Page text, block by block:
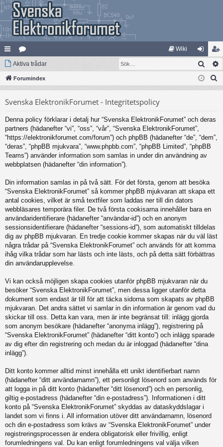
na
bb
ar
at
eg
Wiki
og
ga
li
m
m
Aktiva trådar Sök
Forumindex
Svenska ElektronikForumet - Integritetspolicy
Denna policy förklarar i detalj hur “Svenska ElektronikForumet” och deras
partners (hädanefter “vi”, “oss”, “vår”, “Svenska ElektronikForumet”,
“https://elektronikforumet.com/forum”) och phpBB (hädanefter “de”, “dem”,
“deras”, “phpBB mjukvara”, “www.phpbb.com”, “phpBB Limited”, “phpBB
Teams”) använder information som samlas in under din användning av
webbplatsen (hädanefter “din information”).
Din information samlas in på två sätt. För det första, genom att besöka
“Svenska ElektronikForumet” så kommer phpBB mjukvaran att skapa ett
antal cookies, vilket är små textfiler som laddas ner till din dators
webbläsares temporära filer. De två första cookisarna innehåller bara en
användaridentifierare (hädanefter “användar-id”) och en anonym
sessionsidentifierare (hädanefter “sessions-id”), som automatiskt tilldelas
dig av phpBB mjukvaran. En tredje cookie kommer skapas när du väl läst
några trådar på “Svenska ElektronikForumet” och används för att komma
ihåg vilka trådar som har lästs och inte lästs, och på detta sätt förbättras
din användarupplevelse.
Vi kan också möjligen skapa cookies utanför phpBB mjukvaran när du
besöker “Svenska ElektronikForumet”, men dessa ligger utanför detta
dokument som endast är till för att täcka sidorna som skapats av phpBB
mjukvaran. Det andra sättet vi samlar in din information är genom vad du
skickar till oss. Detta kan vara, men är inte begränsat till: inlägg gjorda
som anonym besökare (hädanefter “anonyma inlägg”), registrering på
“Svenska ElektronikForumet” (hädanefter “ditt konto”) och inlägg sparade
av dig efter din registrering och medan du är inloggad (hädanefter “dina
inlägg”).
Ditt konto kommer alltid minst innehålla ett unikt identifierbart namn
(hädanefter “ditt användarnamn”), ett personligt lösenord som används för
att logga in på ditt konto (hädanefter “ditt lösenord”) och en personlig,
giltig e-postadress (hädanefter “din e-postadress”). Informationen i ditt
konto på “Svenska ElektronikForumet” skyddas av dataskyddslagar i
landet som vi finns i. All information utöver ditt användarnamn, lösenord
och din e-postadress som krävs av “Svenska ElektronikForumet” under
registreringsprocessen är endera obligatorisk eller frivillig, enligt
forumledningens val. Du kan enligt forumledningens val välja vilken